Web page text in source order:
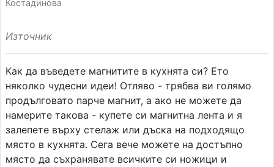
Костадинова
Източник
Как да въведете магнитите в кухнята си? Ето
няколко чудесни идеи! Отляво - трябва ви голямо
продълговато парче магнит, а ако не можете да
намерите такова - купете си магнитна лента и я
залепете върху стелаж или дъска на подходящо
място в кухнята. Сега вече можете на достъпно
място да съхранявате всичките си ножици и